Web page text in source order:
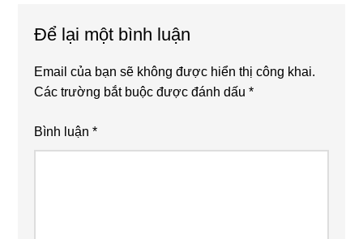
Để lại một bình luận
Email của bạn sẽ không được hiển thị công khai.
Các trường bắt buộc được đánh dấu*
Bình luận*